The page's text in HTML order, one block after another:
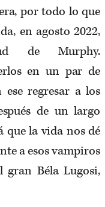
por todo lo que
en agosto 2022,
de Murphy.
en un par de
regresar a los
de un largo
que la vida nos dé
a esos vampiros
gran Béla Lugosi,